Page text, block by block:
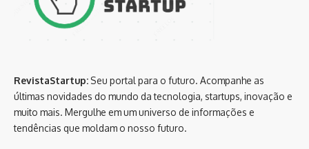
RevistaStartup: Seu portal para o futuro. Acompanhe as
últimas novidades do mundo da tecnologia, startups, inovação e
muito mais. Mergulhe em um universo de informações e
tendências que moldam o nosso futuro.